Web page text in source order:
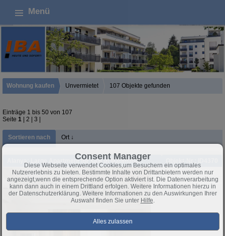
Menü
Wohnung kaufen Unvermietet 107 Objekte gefunden
Einträge 1 bis 50 von 107
Seite 1 2 3
Sortieren nach Ort ↓
Alanya: Large Apartment for sale in Mahmutlar
Consent Manager
Diese Webseite verwendet Cookies,um Besuchern ein optimales
Nutzererlebnis zu bieten. Bestimmte Inhalte von Drittanbietern werden nur
angezeigt,wenn die entsprechende Option aktiviert ist. Die Datenverarbeitung
kann dann auch in einem Drittland erfolgen. Weitere Informationen hierzu in
der Datenschutzerklärung. Weitere Informationen zu den Auswirkungen Ihrer
Auswahl finden Sie unter Hilfe